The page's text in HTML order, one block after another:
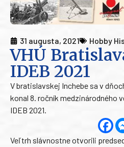
31 augusta, 2021 Hobby
VHÚ
IDEB 2021
V bratislavskej Inchebe sa v
konal 8. ročník medzinárodného
IDEB 2021.
Veľtrh slávnostne otvorili